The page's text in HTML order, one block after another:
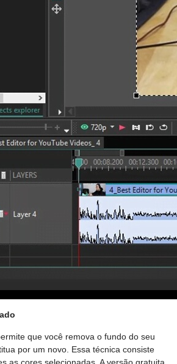
que você remova o fundo do seu
por um novo. Essa técnica consiste